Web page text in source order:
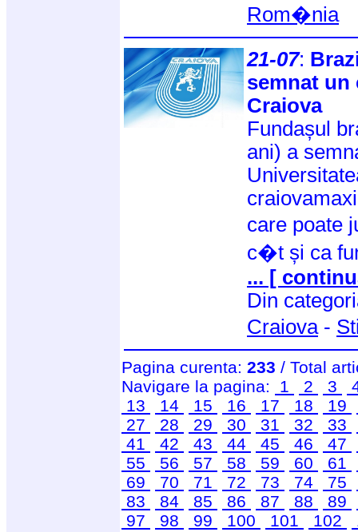
Rom�nia
21-07:
semnat un
Craiova
Fundașul
ani) a
care poate
c�t și ca
... [
Din
Craiova-
Pagina curenta: 233 / Total
Navigare la pagina:
1 2 3
13
14 15 16 17 18 19
27
28 29 30 31 32 33
41
42 43 44 45 46 47
55
56 57 58 59 60 61
69
70 71 72 73 74 75
83
84 85 86 87 88 89
97
98 99 100 101 102